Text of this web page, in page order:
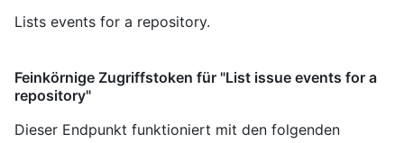
Lists events for a repository.
Feinkörnige Zugriffstoken für "List issue events for a
repository"
Dieser Endpunkt funktioniert mit den folgenden